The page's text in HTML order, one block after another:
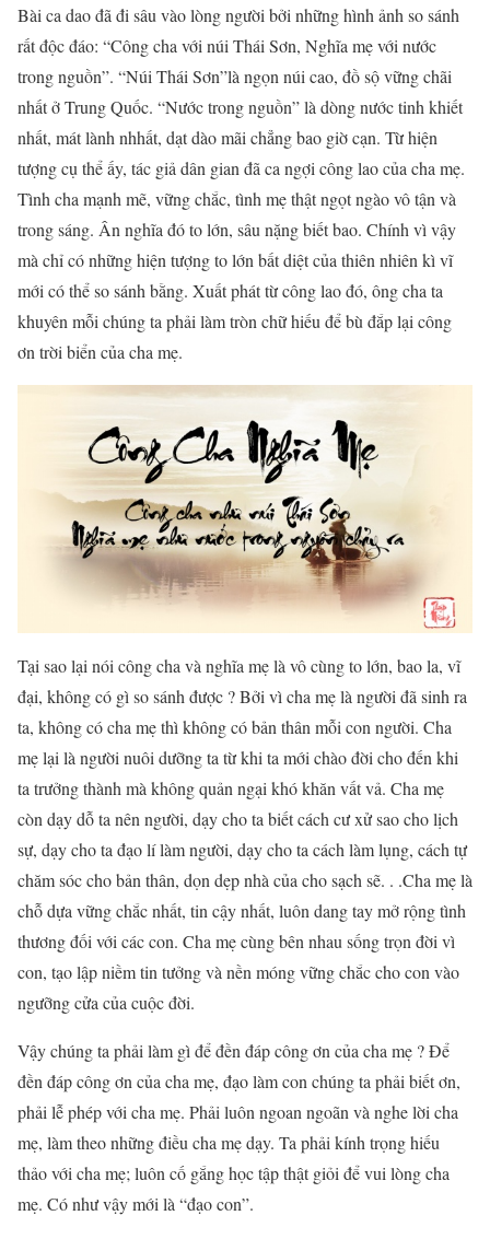
Bài ca dao đã đi sâu vào lòng người bởi những hình ảnh so sánh
rất độc đáo: “Công cha với núi Thái Sơn, Nghĩa mẹ với nước
trong nguồn”. “Núi Thái Sơn”là ngọn núi cao, đồ sộ vững chãi
nhất ở Trung Quốc. “Nước trong nguồn” là dòng nước tinh khiết
nhất, mát lành nhhất, dạt dào mãi chẳng bao giờ cạn. Từ hiện
tượng cụ thể ấy, tác giả dân gian đã ca ngợi công lao của cha mẹ.
Tình cha mạnh mẽ, vững chắc, tình mẹ thật ngọt ngào vô tận và
trong sáng. Ân nghĩa đó to lớn, sâu nặng biết bao. Chính vì vậy
mà chỉ có những hiện tượng to lớn bất diệt của thiên nhiên kì vĩ
mới có thể so sánh bằng. Xuất phát từ công lao đó, ông cha ta
khuyên mỗi chúng ta phải làm tròn chữ hiếu để bù đắp lại công
ơn trời biển của cha mẹ.
Tại sao lại nói công cha và nghĩa mẹ là vô cùng to lớn, bao la, vĩ
đại, không có gì so sánh được ? Bởi vì cha mẹ là người đã sinh ra
ta, không có cha mẹ thì không có bản thân mỗi con người. Cha
mẹ lại là người nuôi dưỡng ta từ khi ta mới chào đời cho đến khi
ta trưởng thành mà không quản ngại khó khăn vất vả. Cha mẹ
còn dạy dỗ ta nên người, dạy cho ta biết cách cư xử sao cho lịch
sự, dạy cho ta đạo lí làm người, dạy cho ta cách làm lụng, cách tự
chăm sóc cho bản thân, dọn dẹp nhà của cho sạch sẽ. . .Cha mẹ là
chỗ dựa vững chắc nhất, tin cậy nhất, luôn dang tay mở rộng tình
thương đối với các con. Cha mẹ cùng bên nhau sống trọn đời vì
con, tạo lập niềm tin tưởng và nền móng vững chắc cho con vào
ngưỡng cửa của cuộc đời.
Vậy chúng ta phải làm gì để đền đáp công ơn của cha mẹ ? Để
đền đáp công ơn của cha mẹ, đạo làm con chúng ta phải biết ơn,
phải lễ phép với cha mẹ. Phải luôn ngoan ngoãn và nghe lời cha
mẹ, làm theo những điều cha mẹ dạy. Ta phải kính trọng hiếu
thảo với cha mẹ; luôn cố gắng học tập thật giỏi để vui lòng cha
mẹ. Có như vậy mới là “đạo con”.